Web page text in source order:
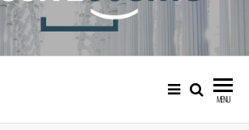
Igualdade e diferença cultural na
prática judicial portuguesa
MENU